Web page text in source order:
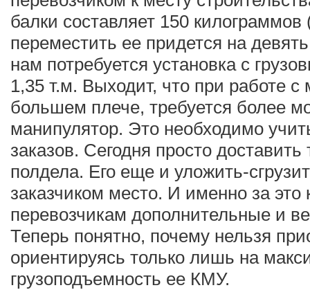
балки составляет 150
переместить ее придется на
нам потребуется установка с
1,35 т.м. Выходит, что при работе
большем плече, требуется более
манипулятор. Это необходимо
заказов. Сегодня просто
полдела. Его еще и уложить-
заказчиком место. И именно за это
перевозчикам дополнительные и
Теперь понятно, почему нельзя
ориентируясь только лишь на
грузоподъемность ее КМУ.